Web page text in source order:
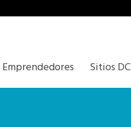
Emprendedores Sitios DC